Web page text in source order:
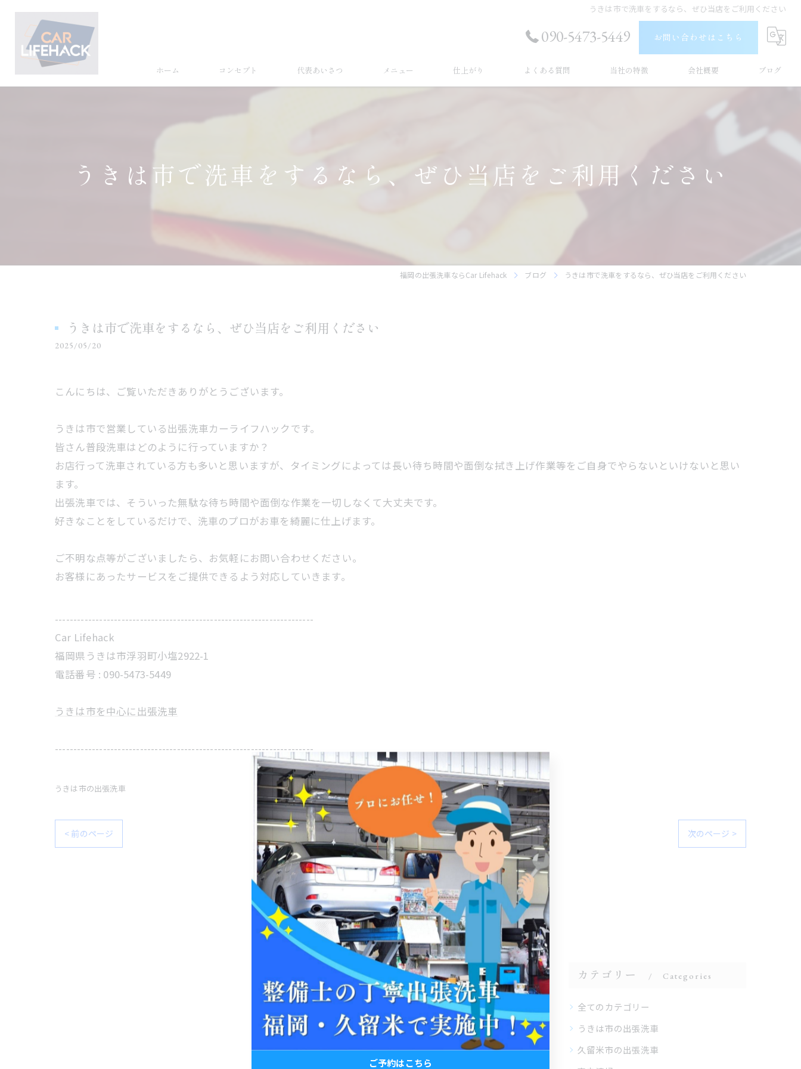
うきは市で洗車をするなら、ぜひ当店をご利用ください
090-5473-5449 お問い合わせはこちら
ホーム コンセプト 代表あいさつ メニュー 仕上がり よくある質問 当社の特徴
車内清掃
会社概要 ブログ
うきは市で洗車をするなら、ぜひ当店をご利用ください
福岡の出張洗車ならCar Lifehack ブログ うきは市で洗車をするなら、ぜひ当店をご利用ください
うきは市で洗車をするなら、ぜひ当店をご利用ください
2025/05/20
こんにちは、ご覧いただきありがとうございます。
うきは市で営業している出張洗車カーライフハックです。
皆さん普段洗車はどのように行っていますか？
お店行って洗車されている方も多いと思いますが、タイミングによっては長い待ち時間や面倒な拭き上げ作業等をご自身でやらないといけないと思い
ます。
出張洗車では、そういった無駄な待ち時間や面倒な作業を一切しなくて大丈夫です。
好きなことをしているだけで、洗車のプロがお車を綺麗に仕上げます。
ご不明な点等がございましたら、お気軽にお問い合わせください。
お客様にあったサービスをご提供できるよう対応していきます。
----------------------------------------------------------------------
Car Lifehack
福岡県うきは市浮羽町小塩2922-1
電話番号 : 090-5473-5449
うきは市を中心に出張洗車
----------------------------------------------------------------------
うきは市の出張洗車
< 前のページ 一覧に戻る 次のページ >
関連タグ
#出張洗車 #丁寧
カテゴリー Categories
全てのカテゴリー
うきは市の出張洗車
久留米市の出張洗車
ご予約はこちら